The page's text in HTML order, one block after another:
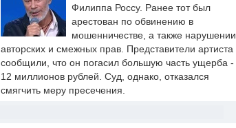
Филиппа Россу. Ранее тот был
арестован по обвинению в
мошенничестве, а также нарушении
авторских и смежных прав. Представители артиста
сообщили, что он погасил большую часть ущерба -
12 миллионов рублей. Суд, однако, отказался
смягчить меру пресечения.